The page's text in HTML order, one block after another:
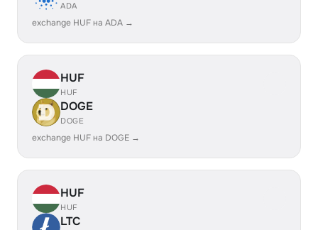
ADA
exchange HUF на ADA →
HUF
HUF
DOGE
DOGE
exchange HUF на DOGE →
HUF
HUF
LTC